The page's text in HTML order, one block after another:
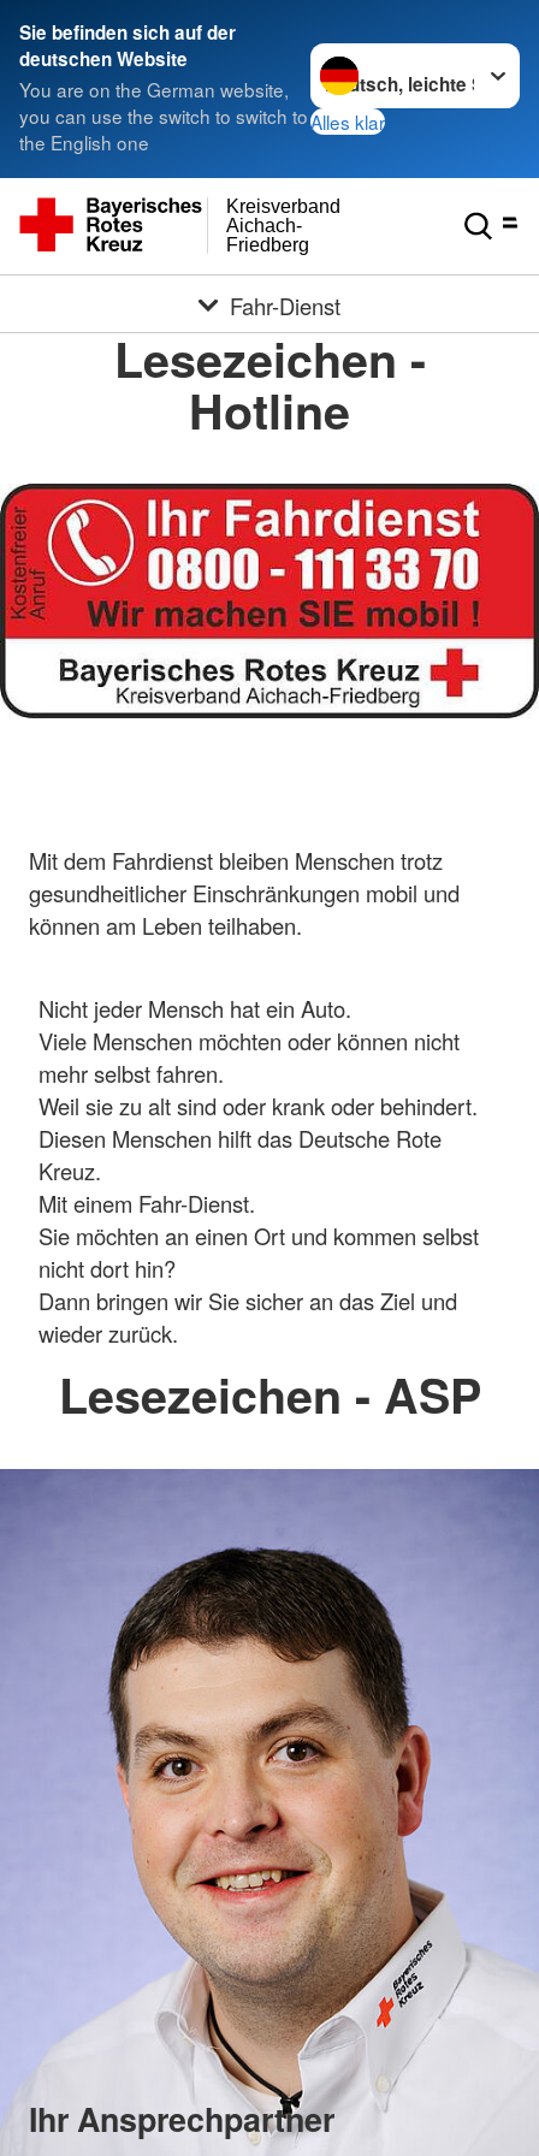
Sie befinden sich auf der
deutschen Website
You are on the German website,
you can use the switch to switch to
the English one
Sprache wechseln zu
Alles klar
Friedberg
Aichach-
Kreisverband
Fahr-Dienst
Lesezeichen -
Hotline
Mit dem Fahrdienst bleiben Menschen trotz
gesundheitlicher Einschränkungen mobil und
können am Leben teilhaben.
Nicht jeder Mensch hat ein Auto.
Viele Menschen möchten oder können nicht
mehr selbst fahren.
Weil sie zu alt sind oder krank oder behindert.
Diesen Menschen hilft das Deutsche Rote
Kreuz.
Mit einem Fahr-Dienst.
Sie möchten an einen Ort und kommen selbst
nicht dort hin?
Dann bringen wir Sie sicher an das Ziel und
wieder zurück.
Lesezeichen - ASP
Ihr Ansprechpartner